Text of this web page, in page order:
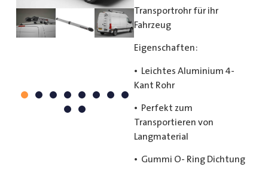
Transportrohr für ihr
Fahrzeug
Eigenschaften:
• Leichtes Aluminium 4-
Kant Rohr
• Perfekt zum
Transportieren von
Langmaterial
• Gummi O- Ring Dichtung